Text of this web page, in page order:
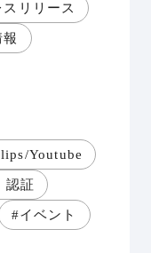
スリリース
Youtube
認証
#イベント